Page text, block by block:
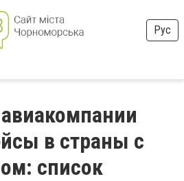
Рус
в страны с
список